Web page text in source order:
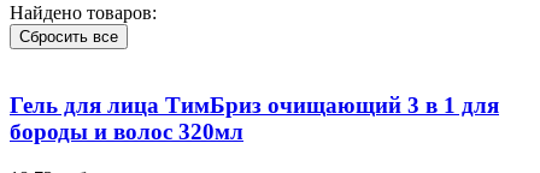
Найдено товаров:
Сбросить все
Гель для лица ТимБриз очищающий 3 в 1 для
бороды и волос 320мл